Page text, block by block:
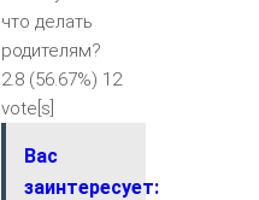
что делать
родителям?
2.8 (56.67%) 12
vote[s]
Вас
заинтересует: